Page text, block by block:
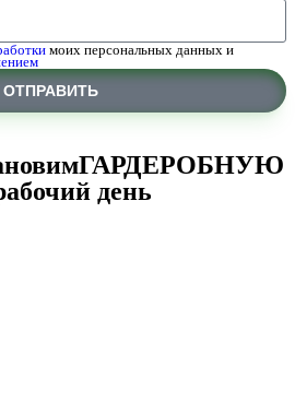
моих персональных данных и
ОТПРАВИТЬ
ГАРДЕРОБНУЮ
день